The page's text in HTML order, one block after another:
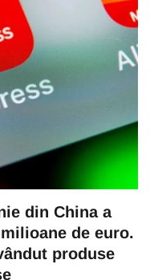
din China a
de euro.
produse